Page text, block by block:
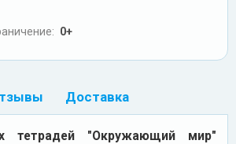
0+
Доставка
тетрадей "Окружающий мир"